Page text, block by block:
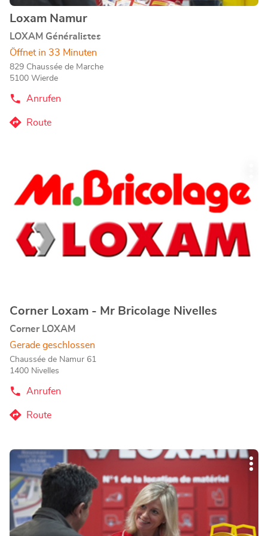
Geschäft:
Loxam Namur
LOXAM Généralistes
Öffnet in 33 Minuten
829 Chaussée de Marche
5100 Wierde
Anrufen
der
Namur-
Route
zum
ENTER-
um
mehr
Geschäft:
Corner Loxam - Mr Bricolage Nivelles
Corner LOXAM
Gerade geschlossen
Chaussée de Namur 61
1400 Nivelles
Anrufen
der
Loxam
Nivelles-
Store
Route
zum
Loxam
Mr
Bricolage
Nivelles-
Store
Drücken
Sie
die
ENTER-
Taste,
um